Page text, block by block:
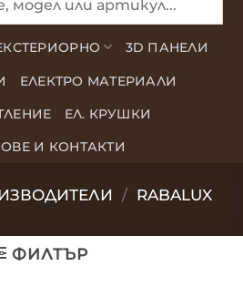
3D ПАНЕЛИ
ЕЛЕКТРО МАТЕРИАЛИ
ЕЛ. КРУШКИ
И КОНТАКТИ
/ RABALUX
ФИЛТЪР